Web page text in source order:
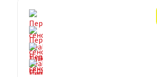
Хит продаж
Честный знак